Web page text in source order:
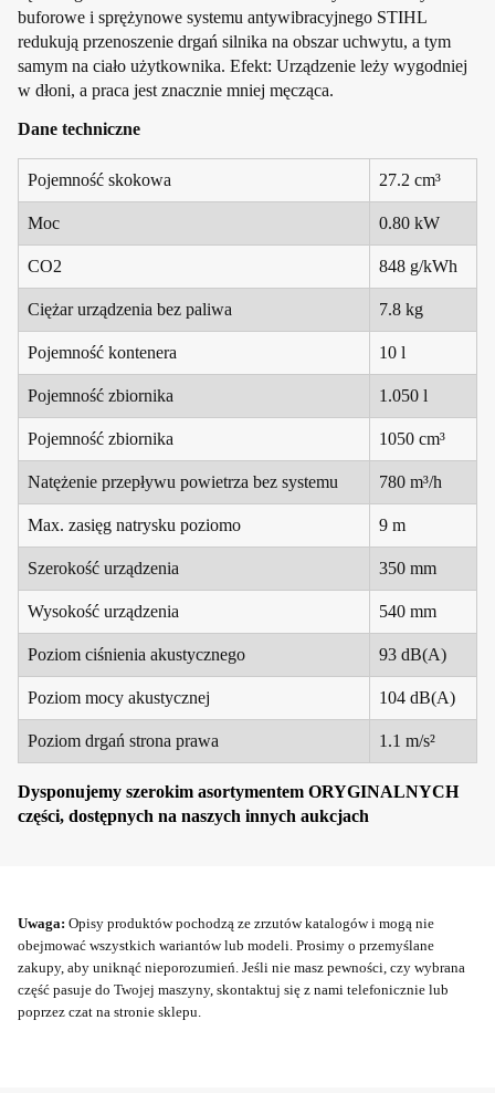
buforowe i sprężynowe systemu antywibracyjnego STIHL
redukują przenoszenie drgań silnika na obszar uchwytu, a tym
samym na ciało użytkownika. Efekt: Urządzenie leży wygodniej
w dłoni, a praca jest znacznie mniej męcząca.
Dane techniczne
Pojemność skokowa 27.2 cm³
Moc 0.80 kW
CO2 848 g/kWh
Ciężar urządzenia bez paliwa 7.8 kg
Pojemność kontenera 10 l
Pojemność zbiornika 1.050 l
Pojemność zbiornika 1050 cm³
Natężenie przepływu powietrza bez systemu 780 m³/h
Max. zasięg natrysku poziomo 9 m
Szerokość urządzenia 350 mm
Wysokość urządzenia 540 mm
Poziom ciśnienia akustycznego 93 dB(A)
Poziom mocy akustycznej 104 dB(A)
Poziom drgań strona prawa 1.1 m/s²
Dysponujemy szerokim asortymentem ORYGINALNYCH
części, dostępnych na naszych innych aukcjach
Uwaga: Opisy produktów pochodzą ze zrzutów katalogów i mogą nie
obejmować wszystkich wariantów lub modeli. Prosimy o przemyślane
zakupy, aby uniknąć nieporozumień. Jeśli nie masz pewności, czy wybrana
część pasuje do Twojej maszyny, skontaktuj się z nami telefonicznie lub
poprzez czat na stronie sklepu.